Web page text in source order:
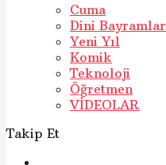
Cuma
Dini Bayramlar
Yeni Yıl
Komik
Teknoloji
Öğretmen
VİDEOLAR
Takip Et